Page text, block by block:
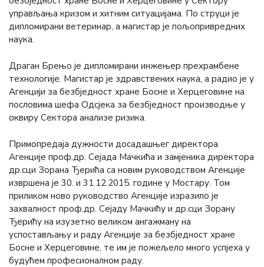
управљања кризом и хитним ситуацијама. По струци је
дипломирани ветеринар, а магистар је пољопривредних
наука.
Драган Брењо је дипломирани инжењер прехрамбене
технологије. Магистар је здравствених наука, а радио је у
Агенцији за безбједност хране Босне и Херцеговине на
пословима шефа Одсјека за безбједност производње у
оквиру Сектора анализе ризика.
Примопредаја дужности досадашњег директора
Агенције проф.др. Сејада Мачкића и замјеника директора
др.сци Зорана Ђерића са новим руководством Агенције
извршена је 30. и 31.12.2015. године у Мостару. Том
приликом ново руководство Агенције изразило је
захвалност проф.др. Сејаду Мачкићу и др.сци Зорану
Ђерићу на изузетно великом ангажману на
успостављању и раду Агенције за безбједност хране
Босне и Херцеговине, те им је пожељело много успјеха у
будућем професионалном раду.